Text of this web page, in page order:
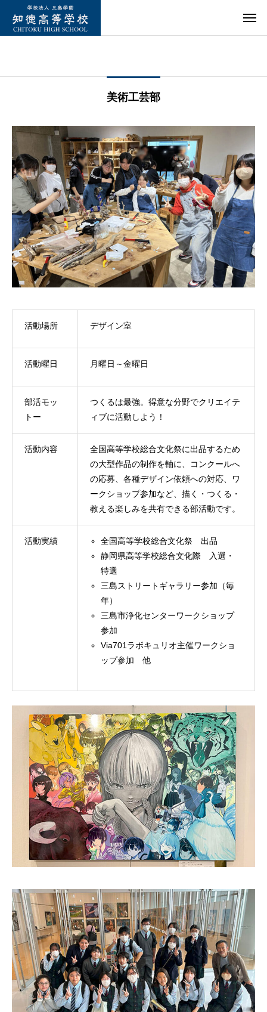
美術工芸部
活動場所 デザイン室
活動曜日 月曜日～金曜日
部活モッ
トー
つくるは最強。得意な分野でクリエイテ
ィブに活動しよう！
活動内容
全国高等学校総合文化祭に出品するため
の大型作品の制作を軸に、コンクールへ
の応募、各種デザイン依頼への対応、ワ
ークショップ参加など、描く・つくる・
教える楽しみを共有できる部活動です。
活動実績
全国高等学校総合文化祭 出品
静岡県高等学校総合文化際 入選・
特選
三島ストリートギャラリー参加（毎
年）
三島市浄化センターワークショップ
参加
Via701ラボキュリオ主催ワークショ
ップ参加 他